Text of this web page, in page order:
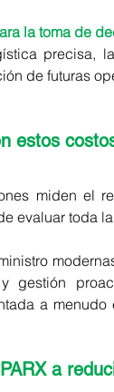
la toma de
precisa,
de futuras
estos
miden el
evaluar toda
gestión
a
a